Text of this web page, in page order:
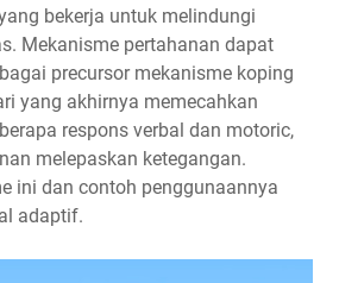
bekerja untuk melindungi
Mekanisme pertahanan dapat
precursor mekanisme koping
yang akhirnya memecahkan
respons verbal dan motoric,
melepaskan ketegangan.
ini dan contoh penggunaannya
adaptif.